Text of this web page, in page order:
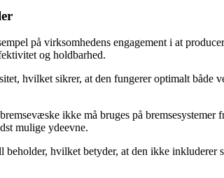
på virksomhedens engagement i at
og holdbarhed.
hvilket sikrer, at den fungerer optimalt
ikke må bruges på
mulige ydeevne.
beholder, hvilket betyder, at den ikke